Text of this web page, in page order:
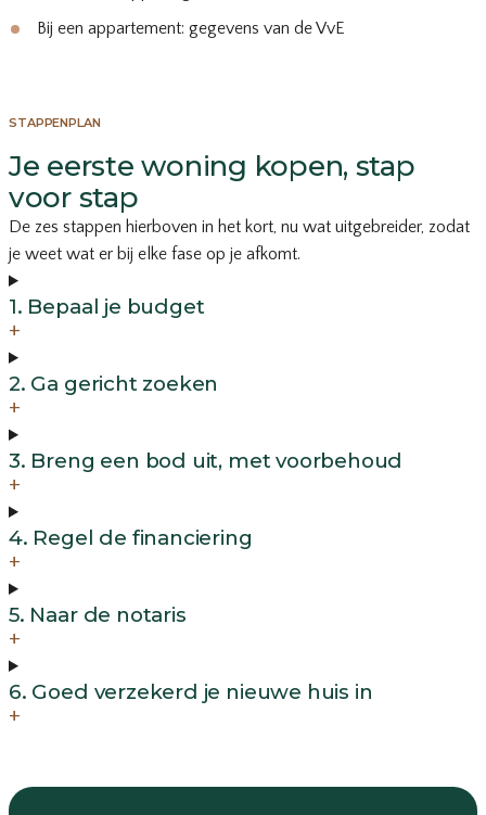
Bij een appartement: gegevens van de VvE
STAPPENPLAN
Je eerste woning kopen, stap
voor stap
De zes stappen hierboven in het kort, nu wat uitgebreider, zodat
je weet wat er bij elke fase op je afkomt.
1. Bepaal je budget
+
2. Ga gericht zoeken
+
3. Breng een bod uit, met voorbehoud
+
4. Regel de financiering
+
5. Naar de notaris
+
6. Goed verzekerd je nieuwe huis in
+